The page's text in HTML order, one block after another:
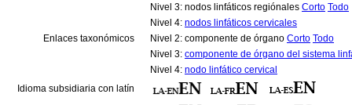
Nivel 3: nodos linfáticos regiónales Corto Todo
Nivel 4: nodos linfáticos cervicales
Enlaces taxonómicos
Nivel 2: componente de órgano Corto Todo
Nivel 3: componente de órgano del sistema
Nivel 4: nodo linfático cervical
Idioma subsidiaria con latín